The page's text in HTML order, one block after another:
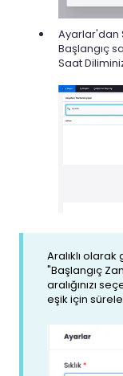
Ayarlar'dan
Başlangıç
Saat
Aralıklı
"Başlangıç
aralığınızı
eşik için